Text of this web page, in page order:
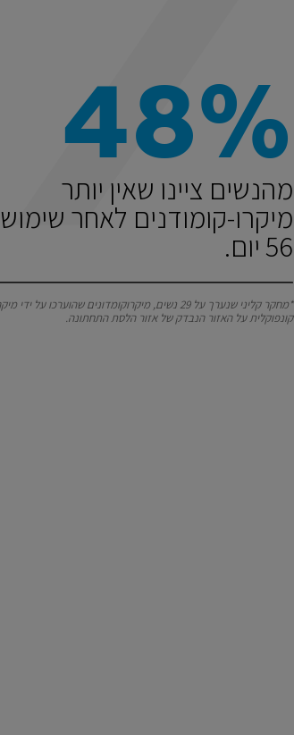
48%
מהנשים ציינו שאין יותר
מיקרו-קומודנים לאחר
56 יום.
*מחקר קליני שנערך על 29 נשים, מיקרוקומדונים שהוערכו על
קונפוקלית על האזור הנבדק של אזור הלסת התחתונה.